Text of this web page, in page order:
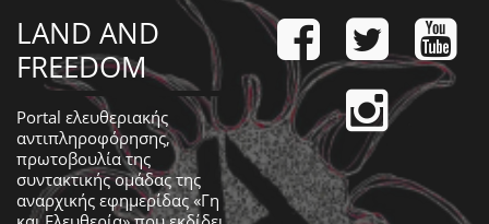
LAND AND
FREEDOM
Portal ελευθεριακής
αντιπληροφόρησης,
πρωτοβουλία της
συντακτικής ομάδας της
αναρχικής εφημερίδας «Γη